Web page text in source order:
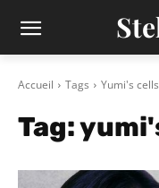
Accueil Tags Yumi's cells
Tag: